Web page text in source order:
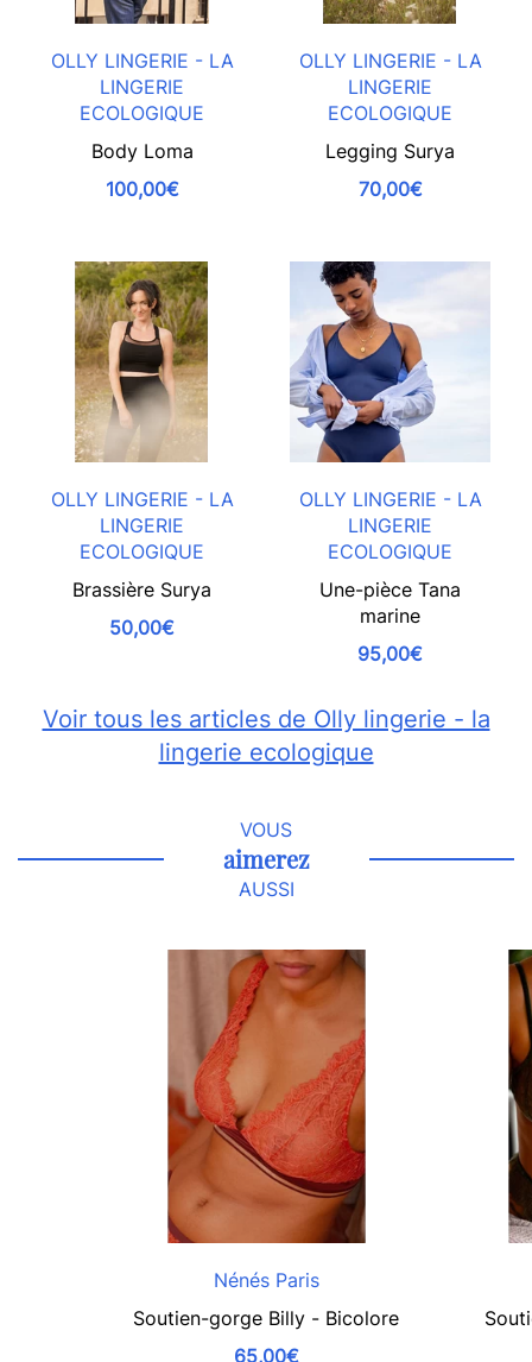
OLLY LINGERIE - LA
LINGERIE
ECOLOGIQUE
Body Loma
100,00€
OLLY LINGERIE - LA
LINGERIE
ECOLOGIQUE
Legging Surya
70,00€
OLLY LINGERIE - LA
LINGERIE
ECOLOGIQUE
Brassière Surya
50,00€
OLLY LINGERIE - LA
LINGERIE
ECOLOGIQUE
Une-pièce Tana
marine
95,00€
Voir tous les articles de Olly lingerie - la
lingerie ecologique
VOUS
aimerez
AUSSI
Nénés Paris
Soutien-gorge Billy - Bicolore
65,00€